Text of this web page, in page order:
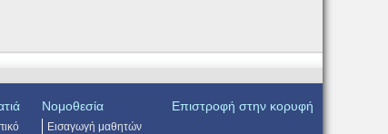
Νομοθεσία
Εισαγωγή μαθητών
Επιστροφή στην κορυφή